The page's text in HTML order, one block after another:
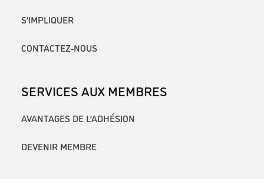
S’IMPLIQUER
CONTACTEZ-NOUS
SERVICES AUX MEMBRES
AVANTAGES DE L’ADHÉSION
DEVENIR MEMBRE